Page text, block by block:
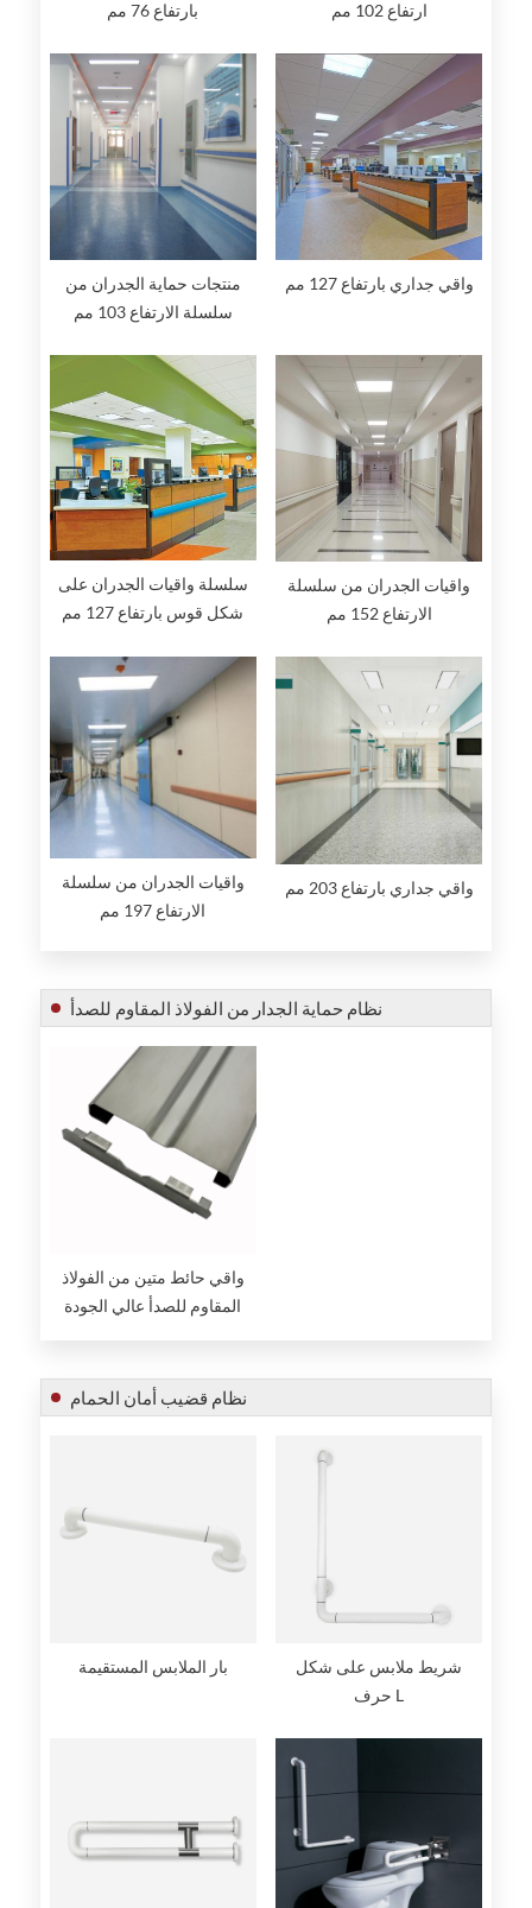
بارتفاع 76 مم ارتفاع 102 مم
منتجات حماية الجدران من
سلسلة الارتفاع 103 مم
واقي جداري بارتفاع 127 مم
سلسلة واقيات الجدران على
شكل قوس بارتفاع 127 مم
واقيات الجدران من سلسلة
الارتفاع 152 مم
واقيات الجدران من سلسلة
الارتفاع 197 مم
واقي جداري بارتفاع 203 مم
نظام حماية الجدار من الفولاذ المقاوم للصدأ
واقي حائط متين من الفولاذ
المقاوم للصدأ عالي الجودة
نظام قضيب أمان الحمام
بار الملابس المستقيمة
شريط ملابس على شكل
حرف L